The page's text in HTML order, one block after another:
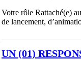
Votre rôle Rattaché(e)
de lancement,
UN (01)